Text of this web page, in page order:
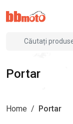
Portar
Home / Portar